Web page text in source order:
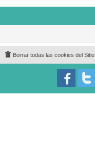
Borrar todas las cookies del Sitio